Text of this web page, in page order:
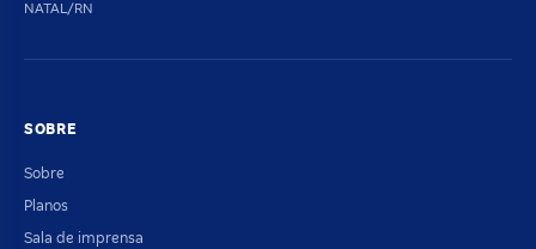
NATAL/RN
SOBRE
Sobre
Planos
Sala de imprensa